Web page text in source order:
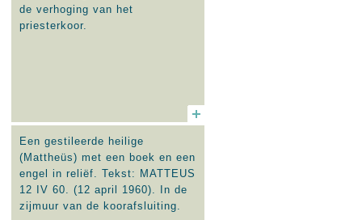
de verhoging van het
priesterkoor.
Een gestileerde heilige
(Mattheüs) met een boek en een
engel in reliëf. Tekst: MATTEUS
12 IV 60. (12 april 1960). In de
zijmuur van de koorafsluiting.